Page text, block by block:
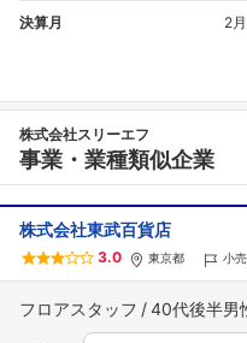
決算月 2月
株式会社スリーエフ
事業・業種類似企業
株式会社東武百貨店
3.0 東京都 小
フロアスタッフ 40代後半男